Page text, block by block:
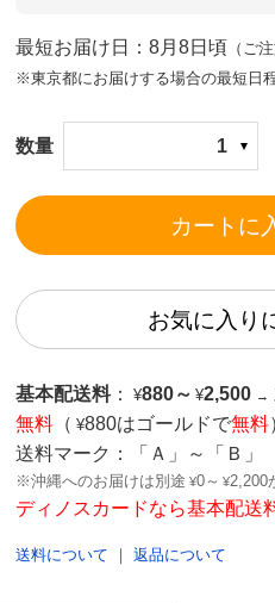
最短お届け日：8月8日頃 （ご
※東京都にお届けする場合の最短日
数量 1
カートに
お気に入り
基本配送料 ： ¥880～ ¥2,500 →
無料 （ ¥880はゴールドで無料
送料マーク：
「Ａ」～「Ｂ」
※沖縄へのお届けは別途 ¥0～ ¥2,200
ディノスカードなら基本配送
送料について ｜返品について